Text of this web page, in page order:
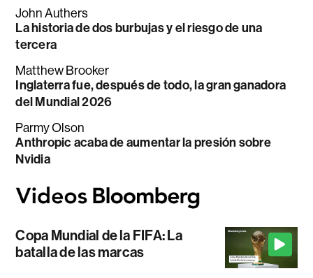
John Authers
La historia de dos burbujas y el riesgo de una
tercera
Matthew Brooker
Inglaterra fue, después de todo, la gran ganadora
del Mundial 2026
Parmy Olson
Anthropic acaba de aumentar la presión sobre
Nvidia
Copa Mundial de la FIFA: La
batalla de las marcas